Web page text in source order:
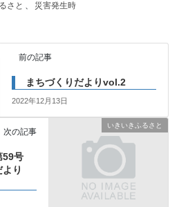
さと 災害発生時
前の記事
まちづくりだよりvol.2
2022年12月13日
いきいきふるさと
次の記事
59号
より